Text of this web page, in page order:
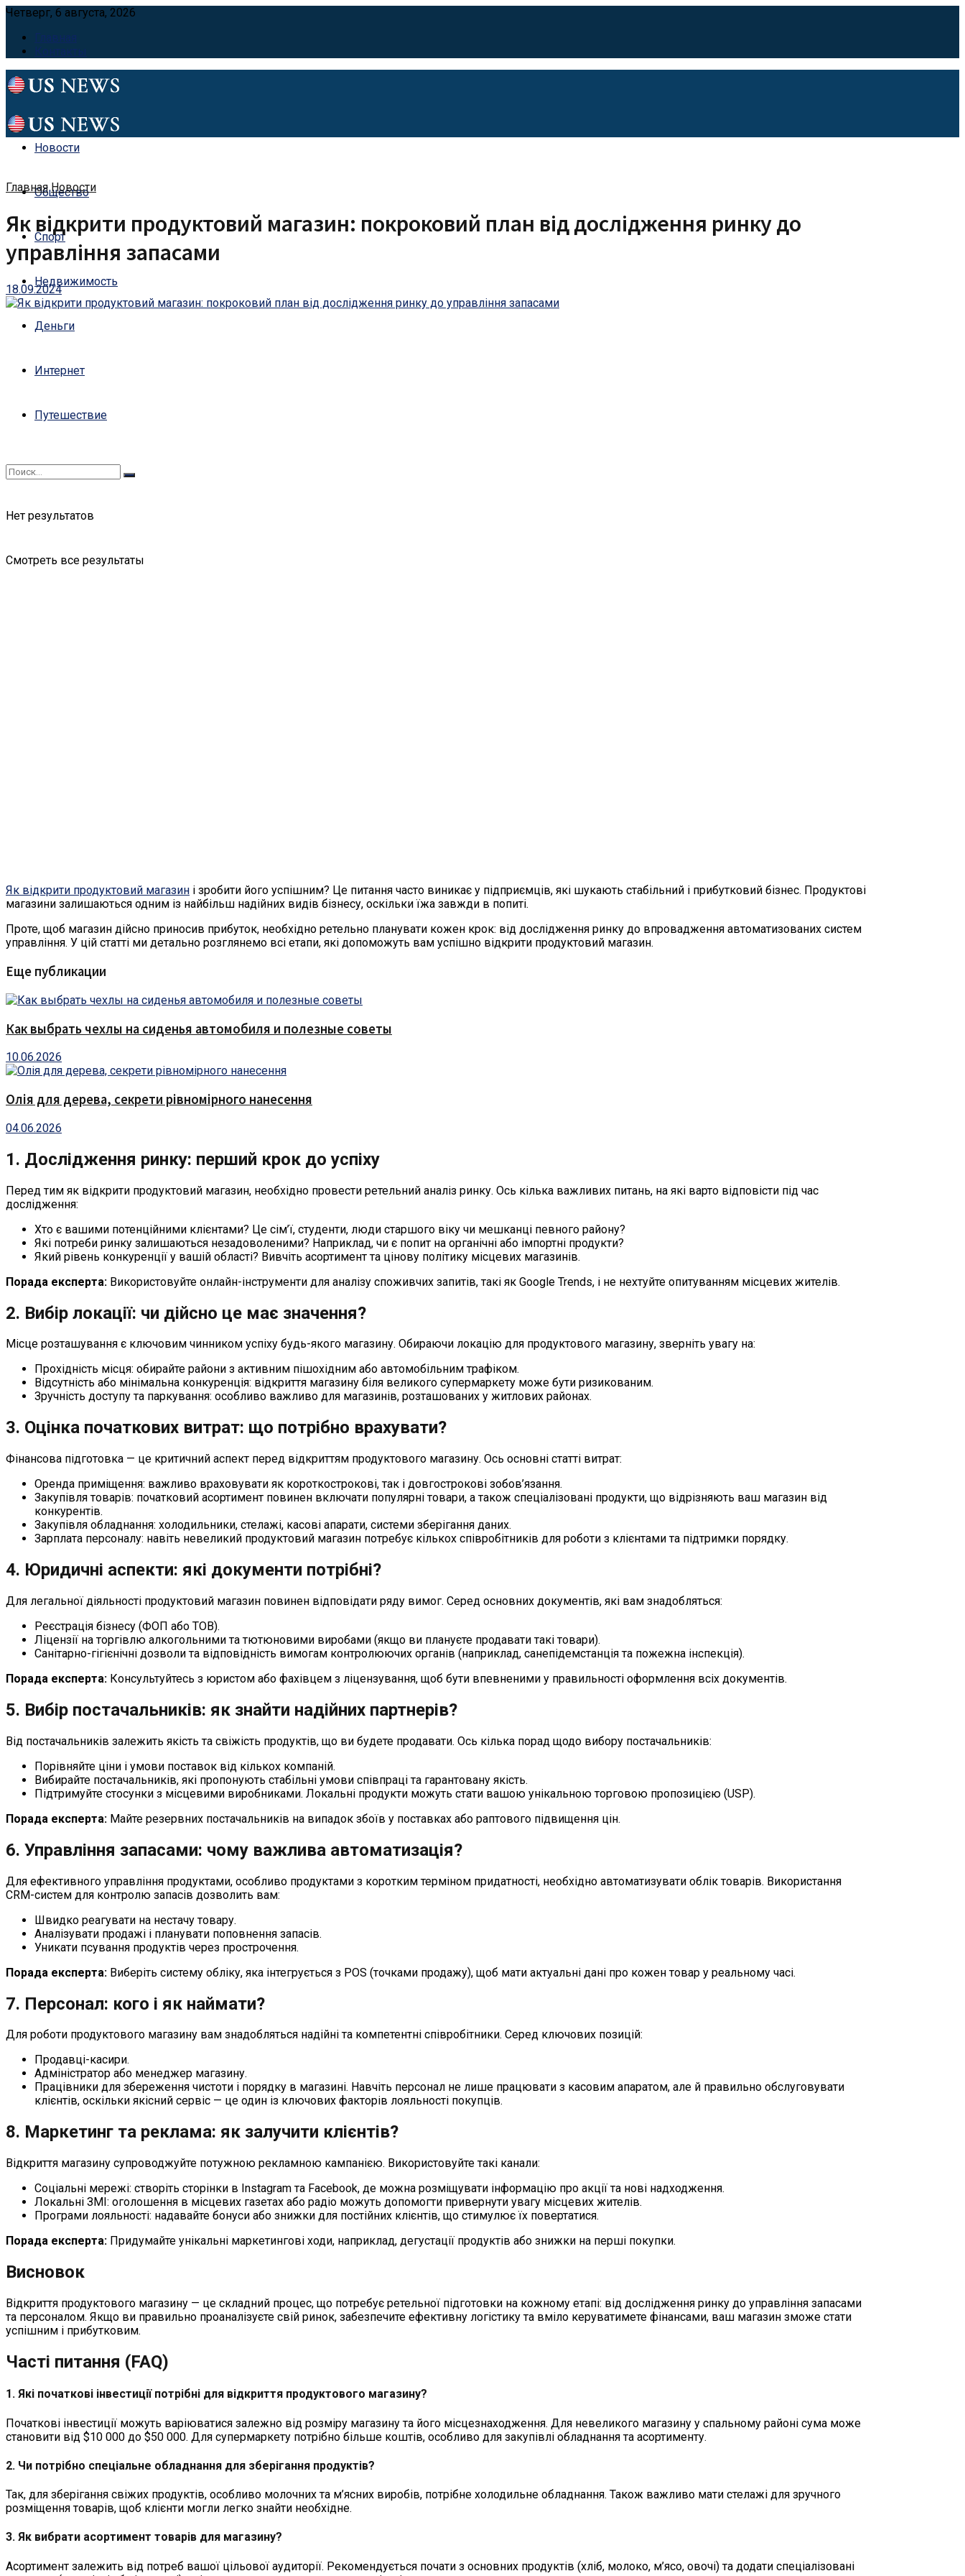
Четверг, 6 августа, 2026
Главная
Контакты
Новости
Общество
Спорт
Недвижимость
Деньги
Интернет
Путешествие
Нет результатов
Смотреть все результаты
Главная Новости
Як відкрити продуктовий магазин: покроковий план від дослідження ринку до
управління запасами
18.09.2024
Як відкрити продуктовий магазин і зробити його успішним? Це питання часто виникає у підприємців, які шукають стабільний і прибутковий бізнес. Продуктові
магазини залишаються одним із найбільш надійних видів бізнесу, оскільки їжа завжди в попиті.
Проте, щоб магазин дійсно приносив прибуток, необхідно ретельно планувати кожен крок: від дослідження ринку до впровадження автоматизованих систем
управління. У цій статті ми детально розглянемо всі етапи, які допоможуть вам успішно відкрити продуктовий магазин.
Еще публикации
Как выбрать чехлы на сиденья автомобиля и полезные советы
10.06.2026
Олія для дерева, секрети рівномірного нанесення
04.06.2026
1. Дослідження ринку: перший крок до успіху
Перед тим як відкрити продуктовий магазин, необхідно провести ретельний аналіз ринку. Ось кілька важливих питань, на які варто відповісти під час
дослідження:
Хто є вашими потенційними клієнтами? Це сім’ї, студенти, люди старшого віку чи мешканці певного району?
Які потреби ринку залишаються незадоволеними? Наприклад, чи є попит на органічні або імпортні продукти?
Який рівень конкуренції у вашій області? Вивчіть асортимент та цінову політику місцевих магазинів.
Порада експерта: Використовуйте онлайн-інструменти для аналізу споживчих запитів, такі як Google Trends, і не нехтуйте опитуванням місцевих жителів.
2. Вибір локації: чи дійсно це має значення?
Місце розташування є ключовим чинником успіху будь-якого магазину. Обираючи локацію для продуктового магазину, зверніть увагу на:
Прохідність місця: обирайте райони з активним пішохідним або автомобільним трафіком.
Відсутність або мінімальна конкуренція: відкриття магазину біля великого супермаркету може бути ризикованим.
Зручність доступу та паркування: особливо важливо для магазинів, розташованих у житлових районах.
3. Оцінка початкових витрат: що потрібно врахувати?
Фінансова підготовка — це критичний аспект перед відкриттям продуктового магазину. Ось основні статті витрат:
Оренда приміщення: важливо враховувати як короткострокові, так і довгострокові зобов’язання.
Закупівля товарів: початковий асортимент повинен включати популярні товари, а також спеціалізовані продукти, що відрізняють ваш магазин від
конкурентів.
Закупівля обладнання: холодильники, стелажі, касові апарати, системи зберігання даних.
Зарплата персоналу: навіть невеликий продуктовий магазин потребує кількох співробітників для роботи з клієнтами та підтримки порядку.
4. Юридичні аспекти: які документи потрібні?
Для легальної діяльності продуктовий магазин повинен відповідати ряду вимог. Серед основних документів, які вам знадобляться:
Реєстрація бізнесу (ФОП або ТОВ).
Ліцензії на торгівлю алкогольними та тютюновими виробами (якщо ви плануєте продавати такі товари).
Санітарно-гігієнічні дозволи та відповідність вимогам контролюючих органів (наприклад, санепідемстанція та пожежна інспекція).
Порада експерта: Консультуйтесь з юристом або фахівцем з ліцензування, щоб бути впевненими у правильності оформлення всіх документів.
5. Вибір постачальників: як знайти надійних партнерів?
Від постачальників залежить якість та свіжість продуктів, що ви будете продавати. Ось кілька порад щодо вибору постачальників:
Порівняйте ціни і умови поставок від кількох компаній.
Вибирайте постачальників, які пропонують стабільні умови співпраці та гарантовану якість.
Підтримуйте стосунки з місцевими виробниками. Локальні продукти можуть стати вашою унікальною торговою пропозицією (USP).
Порада експерта: Майте резервних постачальників на випадок збоїв у поставках або раптового підвищення цін.
6. Управління запасами: чому важлива автоматизація?
Для ефективного управління продуктами, особливо продуктами з коротким терміном придатності, необхідно автоматизувати облік товарів. Використання
CRM-систем для контролю запасів дозволить вам:
Швидко реагувати на нестачу товару.
Аналізувати продажі і планувати поповнення запасів.
Уникати псування продуктів через прострочення.
Порада експерта: Виберіть систему обліку, яка інтегрується з POS (точками продажу), щоб мати актуальні дані про кожен товар у реальному часі.
7. Персонал: кого і як наймати?
Для роботи продуктового магазину вам знадобляться надійні та компетентні співробітники. Серед ключових позицій:
Продавці-касири.
Адміністратор або менеджер магазину.
Працівники для збереження чистоти і порядку в магазині. Навчіть персонал не лише працювати з касовим апаратом, але й правильно обслуговувати
клієнтів, оскільки якісний сервіс — це один із ключових факторів лояльності покупців.
8. Маркетинг та реклама: як залучити клієнтів?
Відкриття магазину супроводжуйте потужною рекламною кампанією. Використовуйте такі канали:
Соціальні мережі: створіть сторінки в Instagram та Facebook, де можна розміщувати інформацію про акції та нові надходження.
Локальні ЗМІ: оголошення в місцевих газетах або радіо можуть допомогти привернути увагу місцевих жителів.
Програми лояльності: надавайте бонуси або знижки для постійних клієнтів, що стимулює їх повертатися.
Порада експерта: Придумайте унікальні маркетингові ходи, наприклад, дегустації продуктів або знижки на перші покупки.
Висновок
Відкриття продуктового магазину — це складний процес, що потребує ретельної підготовки на кожному етапі: від дослідження ринку до управління запасами
та персоналом. Якщо ви правильно проаналізуєте свій ринок, забезпечите ефективну логістику та вміло керуватимете фінансами, ваш магазин зможе стати
успішним і прибутковим.
Часті питання (FAQ)
1. Які початкові інвестиції потрібні для відкриття продуктового магазину?
Початкові інвестиції можуть варіюватися залежно від розміру магазину та його місцезнаходження. Для невеликого магазину у спальному районі сума може
становити від $10 000 до $50 000. Для супермаркету потрібно більше коштів, особливо для закупівлі обладнання та асортименту.
2. Чи потрібно спеціальне обладнання для зберігання продуктів?
Так, для зберігання свіжих продуктів, особливо молочних та м’ясних виробів, потрібне холодильне обладнання. Також важливо мати стелажі для зручного
розміщення товарів, щоб клієнти могли легко знайти необхідне.
3. Як вибрати асортимент товарів для магазину?
Асортимент залежить від потреб вашої цільової аудиторії. Рекомендується почати з основних продуктів (хліб, молоко, м’ясо, овочі) та додати спеціалізовані